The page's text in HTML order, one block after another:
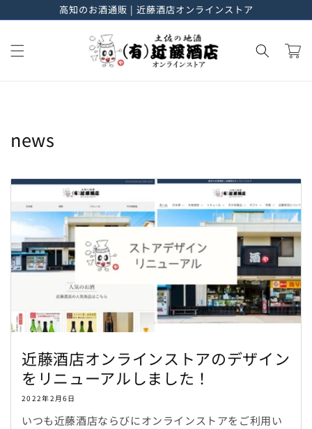
高知のお酒通販 | 近藤酒店オンラインストア
ー
news
近藤酒店オンラインストアのデザイン
をリニューアルしました！
2022年2月6日
いつも近藤酒店ならびにオンラインストアをご利用い